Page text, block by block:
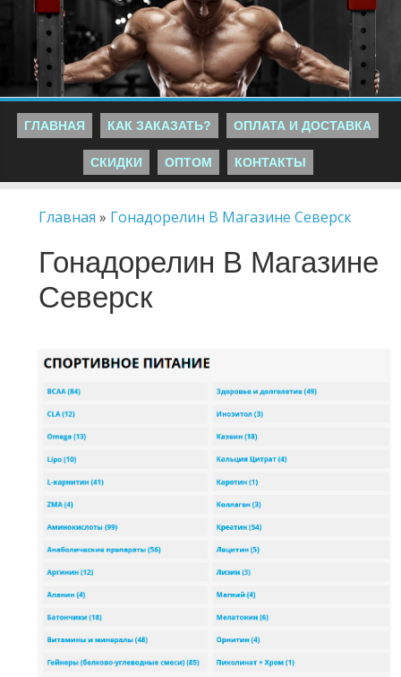
ГЛАВНАЯ КАК ЗАКАЗАТЬ? ОПЛАТА И ДОСТАВКА
СКИДКИ ОПТОМ КОНТАКТЫ
Главная » Гонадорелин В Магазине Северск
Гонадорелин В Магазине
Северск